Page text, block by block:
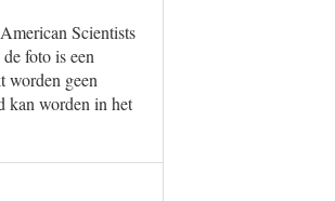
Scientists
foto is een
worden geen
kan worden in het